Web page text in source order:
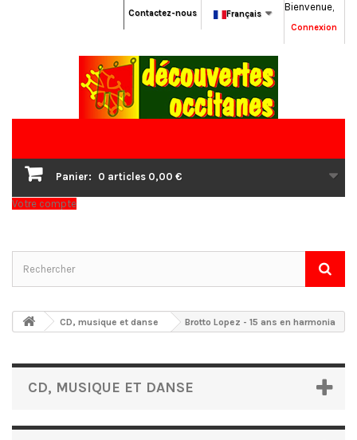
Bienvenue,
Connexion
Français
Contactez-nous
Panier: 0 articles 0,00 €
Votre compte
CD, musique et danse Brotto Lopez - 15 ans en harmonia
CD, MUSIQUE ET DANSE